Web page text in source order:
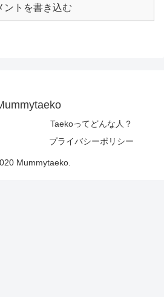
ントを書き込む
Taekoってどんな人？
プライバシーポリシー
Mummytaeko.